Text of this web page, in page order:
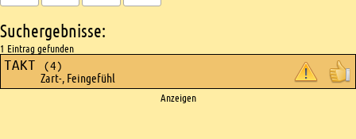
Suchergebnisse:
1 Eintrag gefunden
TAKT (4)
Zart-, Feingefühl
Anzeigen